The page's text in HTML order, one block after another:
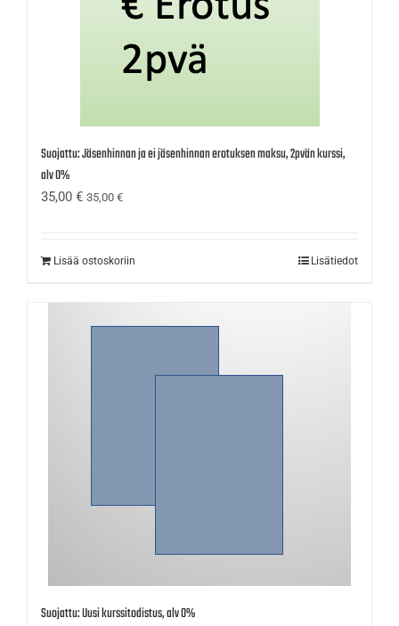
Suojattu: Jäsenhinnan ja ei jäsenhinnan erotuksen maksu, 2pvän kurssi,
alv 0%
35,00 € 35,00 €
Lisää ostoskoriin Lisätiedot
Suojattu: Uusi kurssitodistus, alv 0%